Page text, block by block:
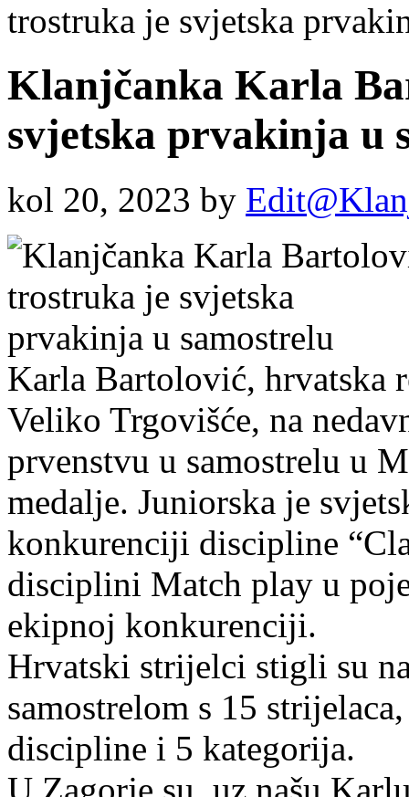
trostruka je svjetska
Klanjčanka Karla
svjetska prvakinja u
kol 20, 2023 by
Karla Bartolović, hrvatska
Veliko Trgovišće, na
prvenstvu u samostrelu u
medalje. Juniorska je
konkurenciji discipline
disciplini Match play u
ekipnoj konkurenciji.
Hrvatski strijelci stigli su
samostrelom s 15
discipline i 5 kategorija.
U Zagorje su, uz našu